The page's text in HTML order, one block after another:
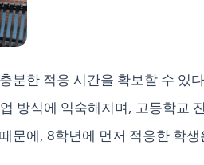
분한 적응 시간을 확보할 수 있
방식에 익숙해지며, 고등학교
문에, 8학년에 먼저 적응한 학